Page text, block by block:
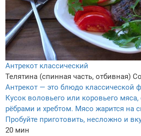
Антрекот классический
Телятина (спинная часть, отбивная)
Антрекот — это блюдо классической
Кусок воловьего или коровьего
рёбрами и хребтом. Мясо жарится на
Пробуйте приготовить, несложно и
20 мин